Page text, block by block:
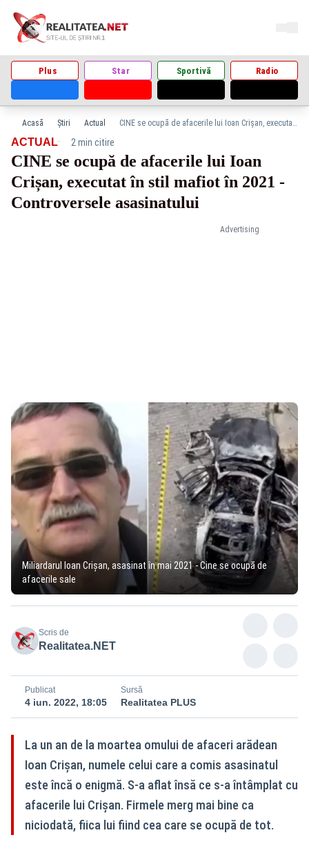
Plus Star Sportivă Radio
Acasă Știri Actual CINE se ocupă de afacerile lui Ioan Crișan, executat în stil mafiot în 2021 - Controversele asasinatului
Advertising
ACTUAL· 2 min citire
CINE se ocupă de afacerile lui Ioan
Crișan, executat în stil mafiot în 2021 -
Controversele asasinatului
Miliardarul Ioan Crișan, asasinat în mai 2021 - Cine se ocupă de
afacerile sale
Scris de
Realitatea.NET
Publicat
4 iun. 2022, 18:05
Sursă
Realitatea PLUS
La un an de la moartea omului de afaceri arădean
Ioan Crișan, numele celui care a comis asasinatul
este încă o enigmă. S-a aflat însă ce s-a întâmplat cu
afacerile lui Crișan. Firmele merg mai bine ca
niciodată, fiica lui fiind cea care se ocupă de tot.